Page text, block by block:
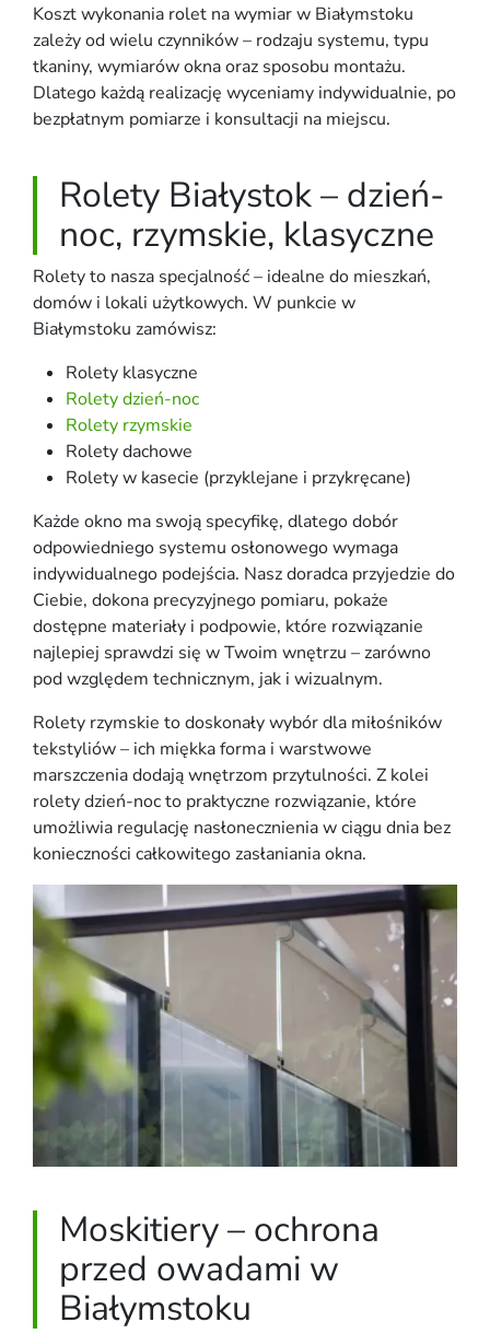
Koszt wykonania rolet na wymiar w Białymstoku
zależy od wielu czynników – rodzaju systemu, typu
tkaniny, wymiarów okna oraz sposobu montażu.
Dlatego każdą realizację wyceniamy indywidualnie, po
bezpłatnym pomiarze i konsultacji na miejscu.
Rolety Białystok – dzień-
noc, rzymskie, klasyczne
Rolety to nasza specjalność – idealne do mieszkań,
domów i lokali użytkowych. W punkcie w
Białymstoku zamówisz:
Rolety klasyczne
Rolety dzień-noc
Rolety rzymskie
Rolety dachowe
Rolety w kasecie (przyklejane i przykręcane)
Każde okno ma swoją specyfikę, dlatego dobór
odpowiedniego systemu osłonowego wymaga
indywidualnego podejścia. Nasz doradca przyjedzie do
Ciebie, dokona precyzyjnego pomiaru, pokaże
dostępne materiały i podpowie, które rozwiązanie
najlepiej sprawdzi się w Twoim wnętrzu – zarówno
pod względem technicznym, jak i wizualnym.
Rolety rzymskie to doskonały wybór dla miłośników
tekstyliów – ich miękka forma i warstwowe
marszczenia dodają wnętrzom przytulności. Z kolei
rolety dzień-noc to praktyczne rozwiązanie, które
umożliwia regulację nasłonecznienia w ciągu dnia bez
konieczności całkowitego zasłaniania okna.
Moskitiery – ochrona
przed owadami w
Białymstoku